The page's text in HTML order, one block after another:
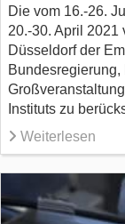
Die vom 16.-26.
20.-30. April 2021
Düsseldorf der
Instituts zu
Weiterlesen